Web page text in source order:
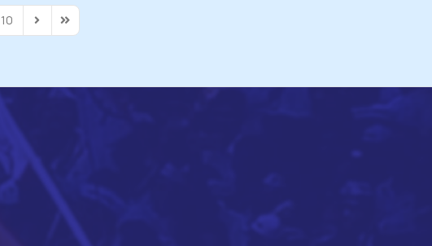
10 Next PageLast Page